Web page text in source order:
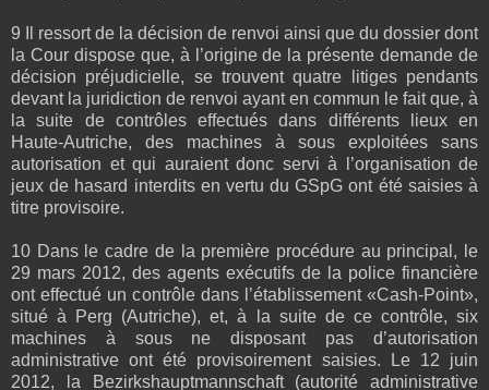
9 Il ressort de la décision de renvoi ainsi que du dossier dont
la Cour dispose que, à l’origine de la présente demande de
décision préjudicielle, se trouvent quatre litiges pendants
devant la juridiction de renvoi ayant en commun le fait que, à
la suite de contrôles effectués dans différents lieux en
Haute-Autriche, des machines à sous exploitées sans
autorisation et qui auraient donc servi à l’organisation de
jeux de hasard interdits en vertu du GSpG ont été saisies à
titre provisoire.
10 Dans le cadre de la première procédure au principal, le
29 mars 2012, des agents exécutifs de la police financière
ont effectué un contrôle dans l’établissement «Cash-Point»,
situé à Perg (Autriche), et, à la suite de ce contrôle, six
machines à sous ne disposant pas d’autorisation
administrative ont été provisoirement saisies. Le 12 juin
2012, la Bezirkshauptmannschaft (autorité administrative